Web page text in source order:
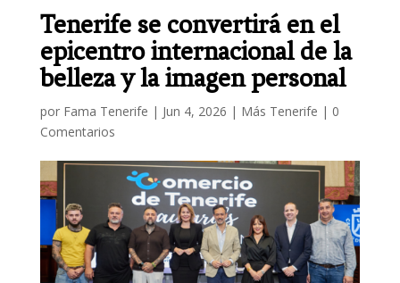
Tenerife se convertirá en el
epicentro internacional de la
belleza y la imagen personal
por Fama Tenerife | Jun 4, 2026 | Más Tenerife | 0
Comentarios